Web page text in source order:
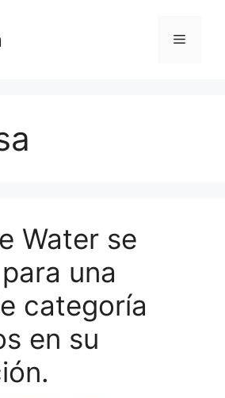
Menú
Water se
una
categoría
en su